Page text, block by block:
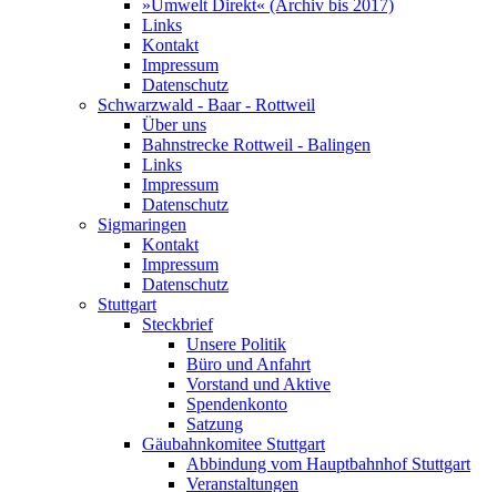
»Umwelt Direkt« (Archiv bis 2017)
Links
Kontakt
Impressum
Datenschutz
Schwarzwald - Baar - Rottweil
Über uns
Bahnstrecke Rottweil - Balingen
Links
Impressum
Datenschutz
Sigmaringen
Kontakt
Impressum
Datenschutz
Stuttgart
Steckbrief
Unsere Politik
Büro und Anfahrt
Vorstand und Aktive
Spendenkonto
Satzung
Gäubahnkomitee Stuttgart
Abbindung vom Hauptbahnhof Stuttgart
Veranstaltungen